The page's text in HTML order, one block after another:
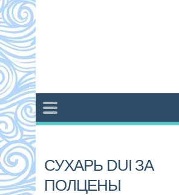
СУХАРЬ DUI ЗА
ПОЛЦЕНЫ